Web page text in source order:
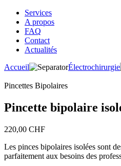
Services
A propos
FAQ
Contact
Actualités
Accueil
Électrochirurgie
Pincettes Bipolaires
Pincette bipolaire
220,00 CHF
Les pinces bipolaires isolées sont
parfaitement aux besoins des